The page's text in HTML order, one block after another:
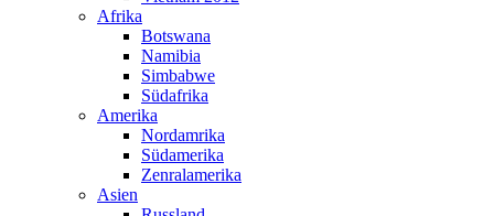
Afrika
Botswana
Namibia
Simbabwe
Südafrika
Amerika
Nordamrika
Südamerika
Zenralamerika
Asien